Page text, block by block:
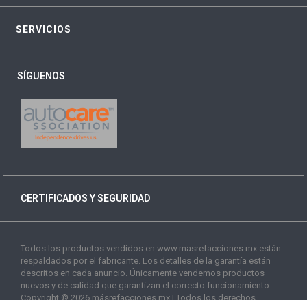
SERVICIOS
SÍGUENOS
CERTIFICADOS Y SEGURIDAD
Todos los productos vendidos en www.masrefacciones.mx están
respaldados por el fabricante. Los detalles de la garantía están
descritos en cada anuncio. Únicamente vendemos productos
nuevos y de calidad que garantizan el correcto funcionamiento.
Copyright © 2026 másrefacciones.mx | Todos los derechos